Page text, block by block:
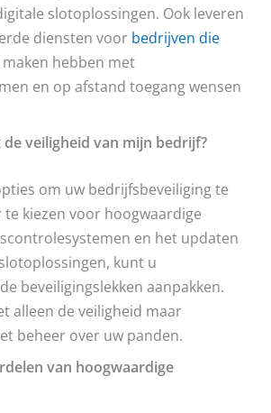
slotoplossingen. Ook leveren
diensten voor bedrijven die
hebben met
en op afstand toegang wensen
veiligheid van mijn bedrijf?
om uw bedrijfsbeveiliging te
kiezen voor hoogwaardige
en het updaten
kunt u
beveiligingslekken aanpakken.
alleen de veiligheid maar
beheer over uw panden.
van hoogwaardige